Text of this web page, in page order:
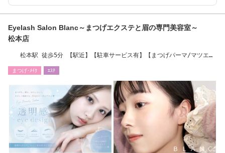
Eyelash Salon Blanc～まつげエクステと眉の専門美容室～
松本店
松本駅 徒歩5分 【駅近】【駐車サービス有】【まつげパーマ/マツエ
まつげ･ﾒｲｸ ｴｽﾃ